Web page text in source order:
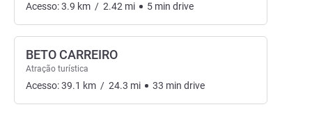
Acesso:3.9 km / 2.42 mi 5 min drive
BETO CARREIRO
Atração turística
Acesso:39.1 km / 24.3 mi 33 min drive